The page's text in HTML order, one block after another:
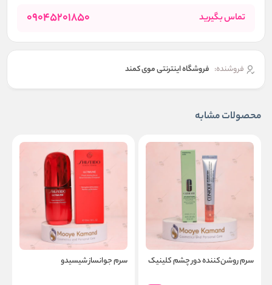
تماس بگیرید 09045201850
فروشنده: فروشگاه اینترنتی موی کمند
محصولات مشابه
سرم روشن‌کننده دور چشم کلینیک سرم جوانساز شیسیدو